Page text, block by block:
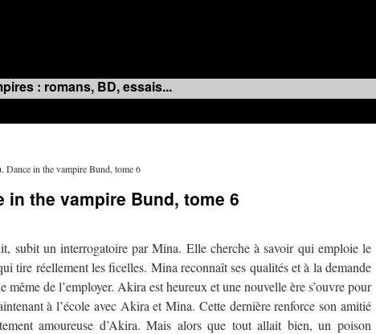
: romans, BD, essais...
Dance in the vampire Bund, tome 6
in the vampire Bund, tome 6
subit un interrogatoire par Mina. Elle cherche à savoir qui emploie le
tire réellement les ficelles. Mina reconnaît ses qualités et à la demande
même de l’employer. Akira est heureux et une nouvelle ère s’ouvre pour
à l’école avec Akira et Mina. Cette dernière renforce son amitié
amoureuse d’Akira. Mais alors que tout allait bien, un poison